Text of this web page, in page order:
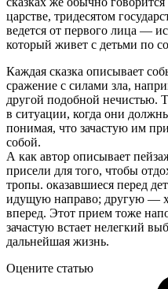
царстве, тридесятом
ведется от первого лица —
который живет с детьми по
Каждая сказка описывает
сражение с силами зла,
другой подобной нечистью.
в ситуации, когда они
понимая, что зачастую им
собой.
А как автор описывает
присели для того, чтобы
тропы. оказавшиеся перед
идущую направо; другую —
вперед. Этот прием тоже
зачастую встает нелегкий
дальнейшая жизнь.
Оцените статью